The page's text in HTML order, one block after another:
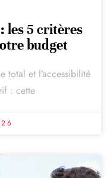
les 5 critères
budget
total et l’accessibilité
: cette